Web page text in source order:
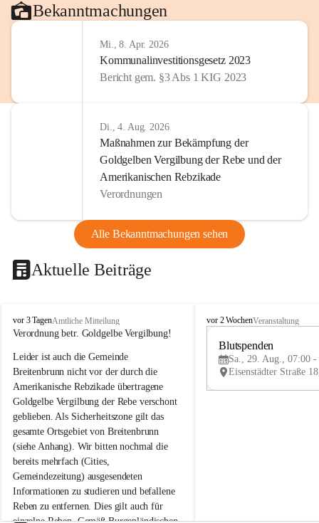
Bekanntmachungen
Mi., 8. Apr. 2026
Kommunalinvestitionsgesetz 2023
Bericht gem. §3 Abs 1 KIG 2023
Di., 4. Aug. 2026
Maßnahmen zur Bekämpfung der
Goldgelben Vergilbung der Rebe und der
Amerikanischen Rebzikade
Verordnungen
Alle Bekanntmachungen sehen
Aktuelle Beiträge
B
r
i
t
e
n
b
r
u
n
n
a
m
N
e
vor 3 TagenAmtliche Mitteilung
Verordnung betr. Goldgelbe Vergilbung!
Leider ist auch die Gemeinde
Breitenbrunn nicht vor der durch die
Amerikanische Rebzikade übertragene
Goldgelbe Vergilbung der Rebe verschont
geblieben. Als Sicherheitszone gilt das
gesamte Ortsgebiet von Breitenbrunn
(siehe Anhang). Wir bitten nochmal die
bereits mehrfach (Cities,
Gemeindezeitung) ausgesendeten
Informationen zu studieren und befallene
Reben zu entfernen. Dies gilt auch für
B
e
vor 2 WochenVeranstaltung
Blutspenden
Sa., 29. Aug., 07:00 -